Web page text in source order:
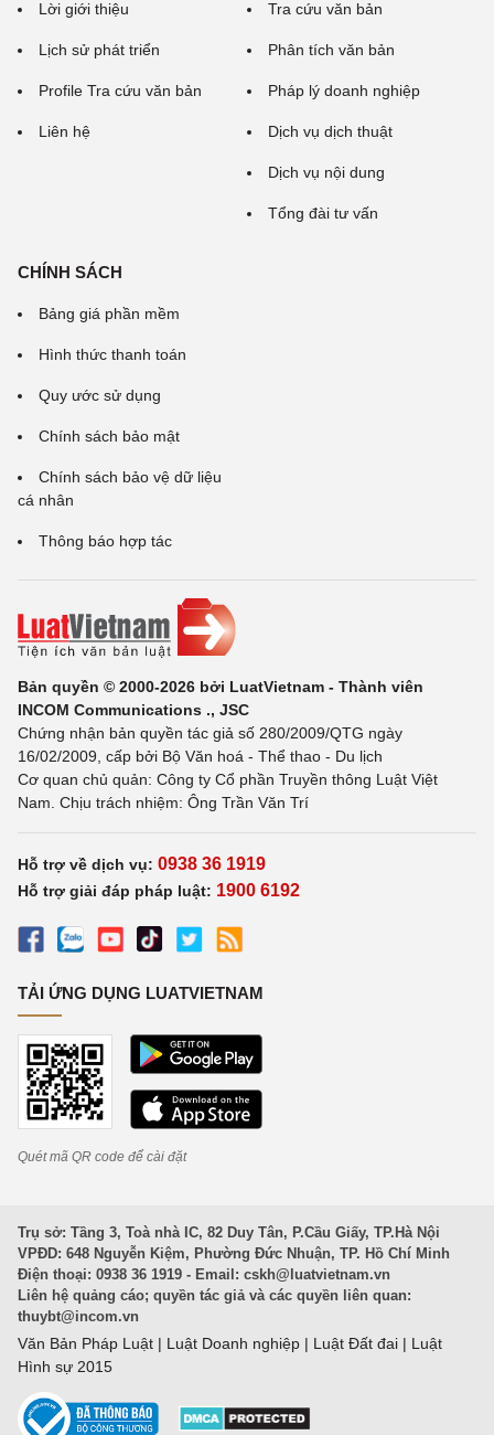
Lời giới thiệu
Lịch sử phát triển
Profile Tra cứu văn bản
Liên hệ
Tra cứu văn bản
Phân tích văn bản
Pháp lý doanh nghiệp
Dịch vụ dịch thuật
Dịch vụ nội dung
Tổng đài tư vấn
CHÍNH SÁCH
Bảng giá phần mềm
Hình thức thanh toán
Quy ước sử dụng
Chính sách bảo mật
Chính sách bảo vệ dữ liệu
cá nhân
Thông báo hợp tác
Bản quyền © 2000-2026 bởi LuatVietnam - Thành viên
INCOM Communications ., JSC
Chứng nhận bản quyền tác giả số 280/2009/QTG ngày
16/02/2009, cấp bởi Bộ Văn hoá - Thể thao - Du lịch
Cơ quan chủ quản: Công ty Cổ phần Truyền thông Luật Việt
Nam. Chịu trách nhiệm: Ông Trần Văn Trí
Hỗ trợ về dịch vụ: 0938 36 1919
Hỗ trợ giải đáp pháp luật: 1900 6192
TẢI ỨNG DỤNG LUATVIETNAM
Quét mã QR code để cài đặt
Trụ sở: Tầng 3, Toà nhà IC, 82 Duy Tân, P.Cầu Giấy, TP.Hà Nội
VPĐD: 648 Nguyễn Kiệm, Phường Đức Nhuận, TP. Hồ Chí Minh
Điện thoại: 0938 36 1919 - Email: cskh@luatvietnam.vn
Liên hệ quảng cáo; quyền tác giả và các quyền liên quan:
thuybt@incom.vn
Văn Bản Pháp Luật | Luật Doanh nghiệp | Luật Đất đai | Luật
Hình sự 2015